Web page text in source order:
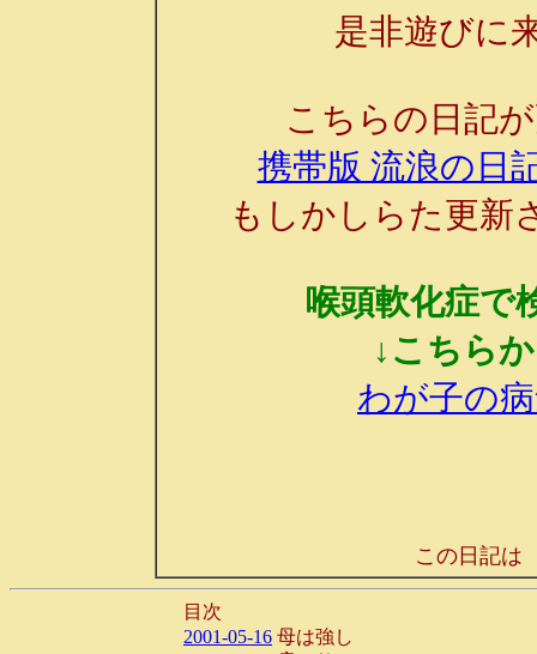
是非遊びに
こちらの日記
携帯版 流浪の日
もしかしらた更新
喉頭軟化症で
↓こちら
わが子の
この日記は
目次
2001-05-16 母は強し